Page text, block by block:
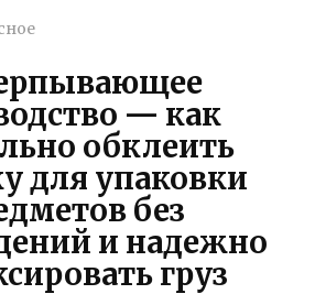
— как
обклеить
для упаковки
без
и надежно
груз